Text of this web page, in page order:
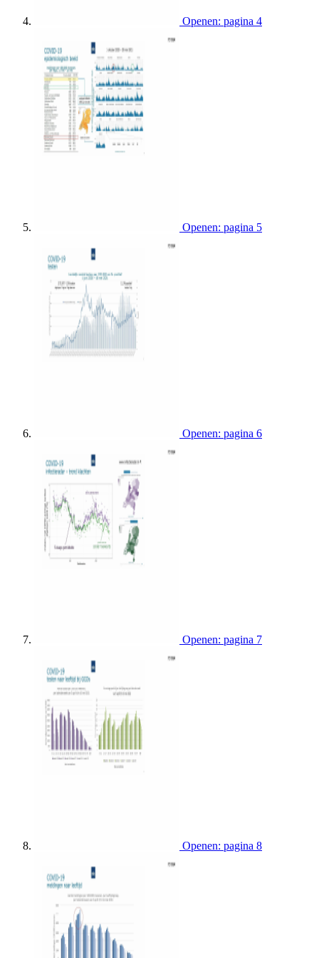
Openen: pagina 4
Openen: pagina 5
Openen: pagina 6
Openen: pagina 7
Openen: pagina 8